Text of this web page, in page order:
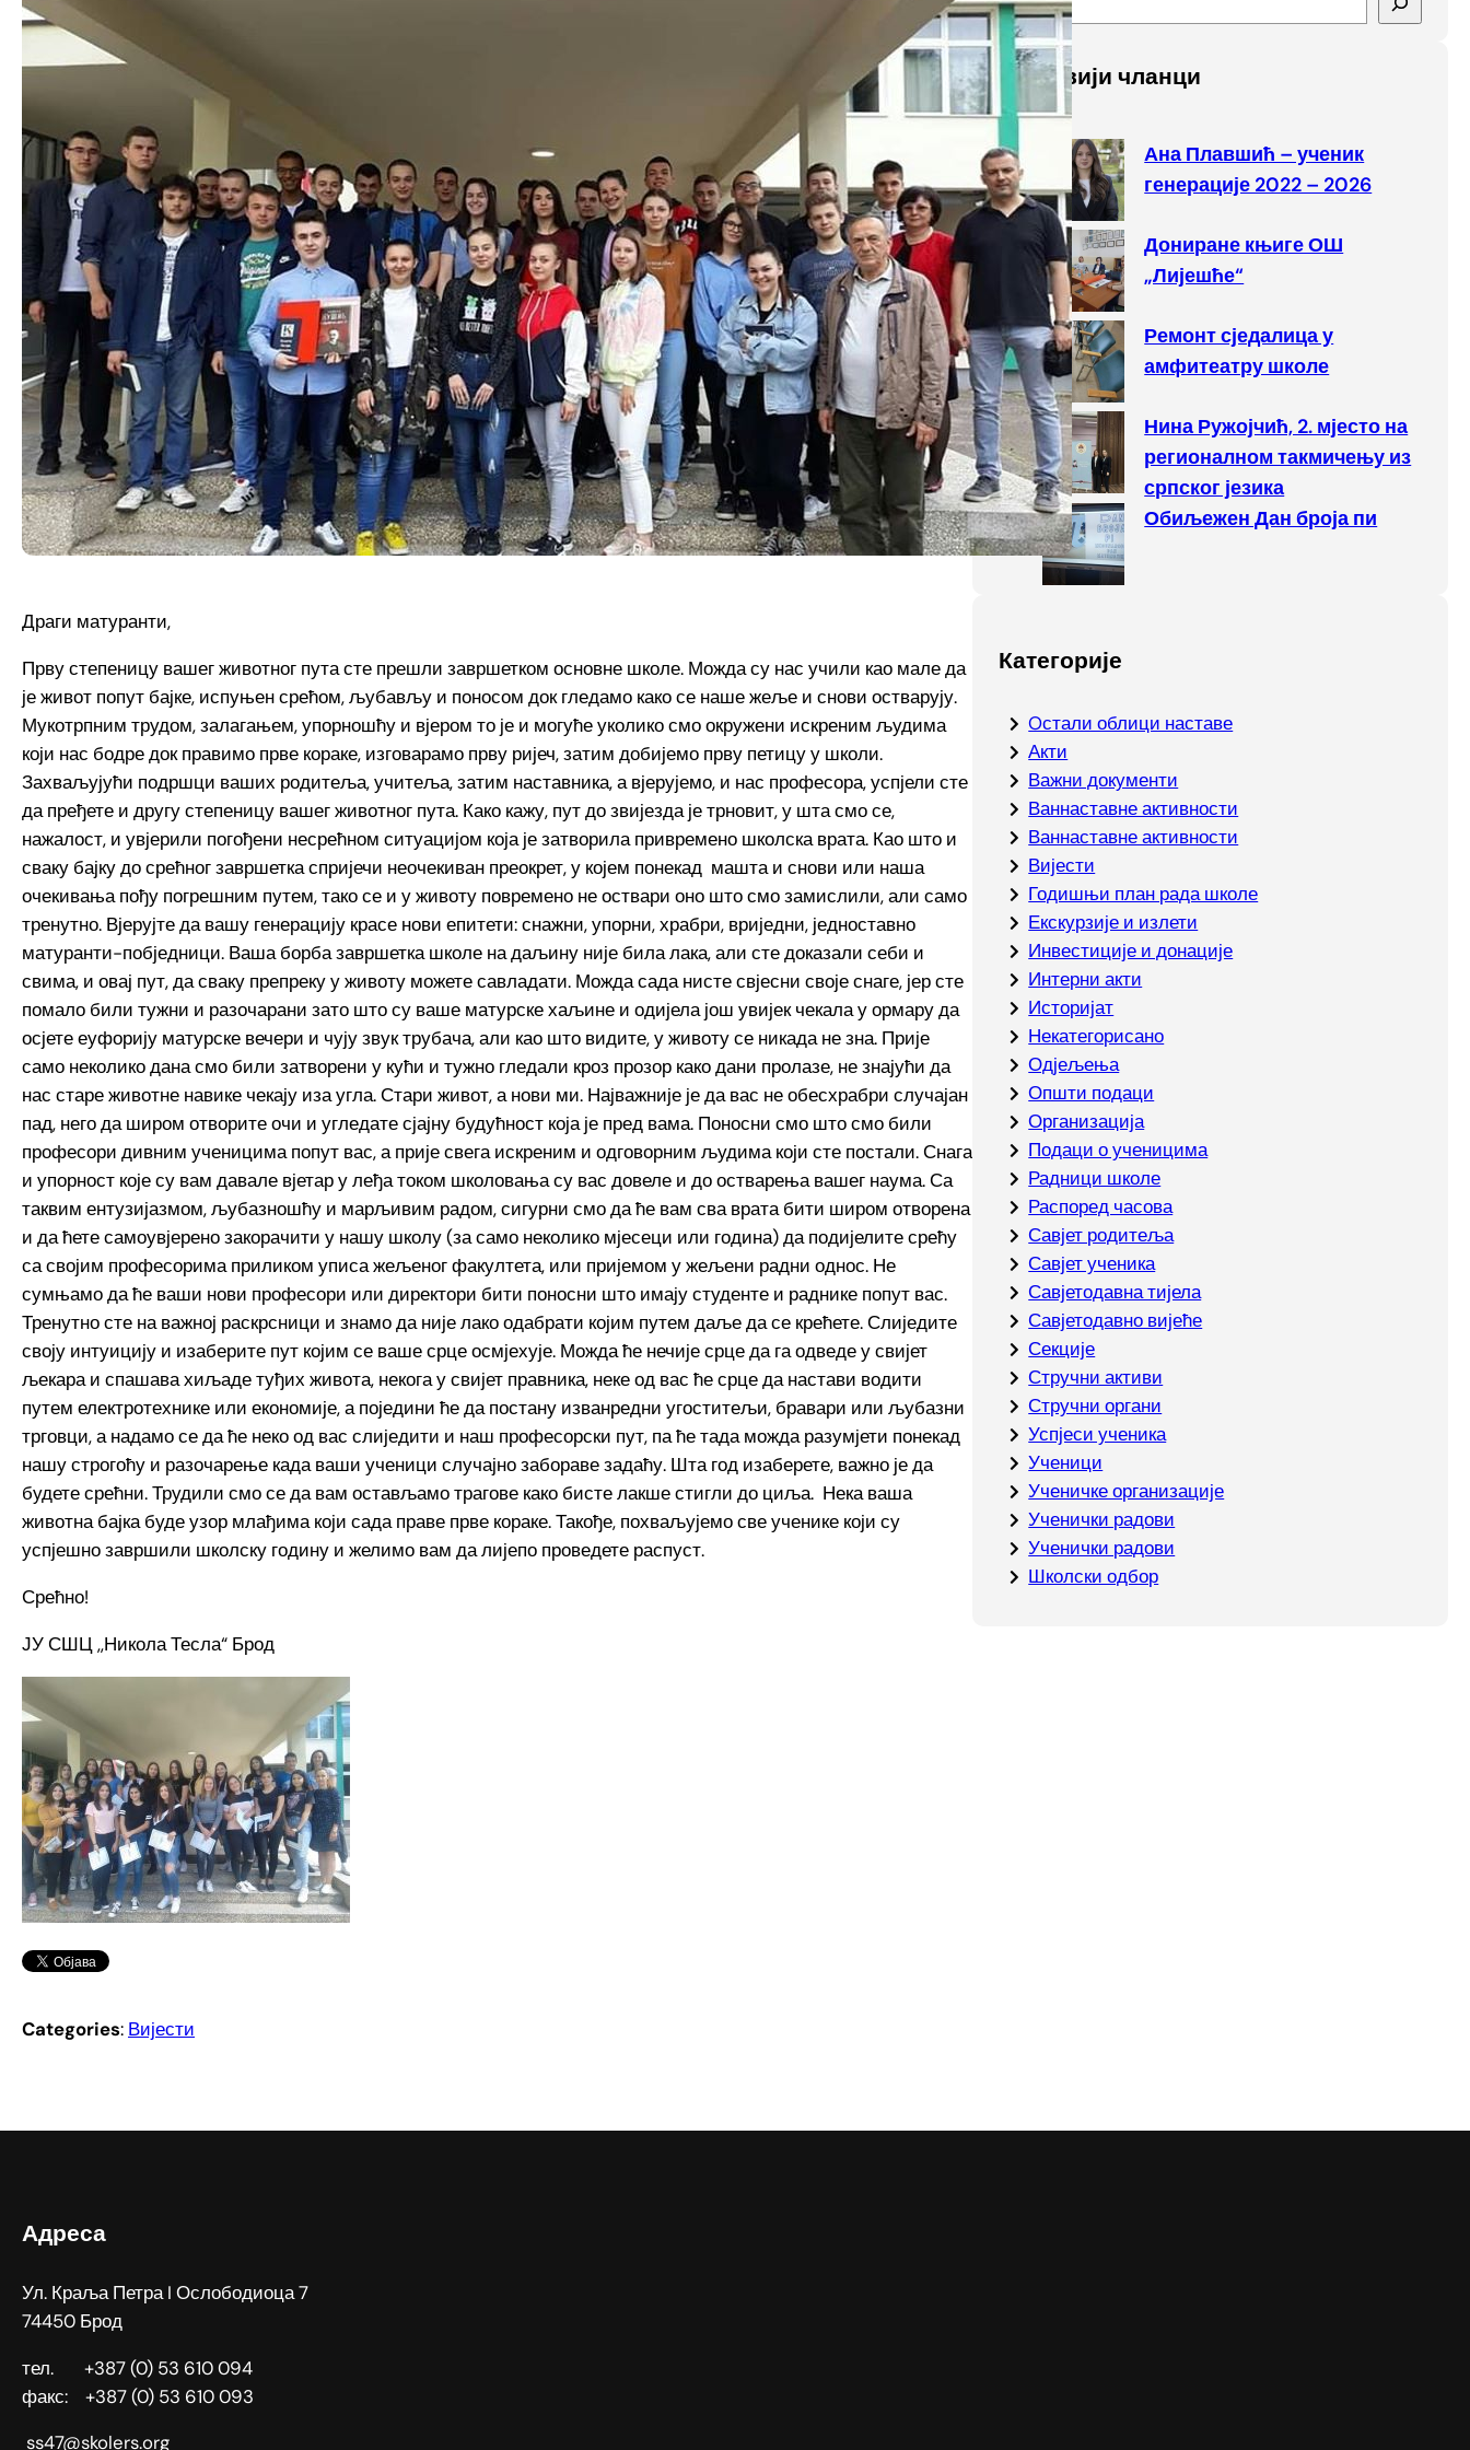
Драги матуранти,
Прву степеницу вашег животног пута сте прешли завршетком основне школе. Можда су нас учили као мале да
је живот попут бајке, испуњен срећом, љубављу и поносом док гледамо како се наше жеље и снови остварују.
Мукотрпним трудом, залагањем, упорношћу и вјером то је и могуће уколико смо окружени искреним људима
који нас бодре док правимо прве кораке, изговарамо прву ријеч, затим добијемо прву петицу у школи.
Захваљујући подршци ваших родитеља, учитеља, затим наставника, а вјерујемо, и нас професора, успјели сте
да пређете и другу степеницу вашег животног пута. Како кажу, пут до звијезда је трновит, у шта смо се,
нажалост, и увјерили погођени несрећном ситуацијом која је затворила привремено школска врата. Као што и
сваку бајку до срећног завршетка спријечи неочекиван преокрет, у којем понекад машта и снови или наша
очекивања пођу погрешним путем, тако се и у животу повремено не оствари оно што смо замислили, али само
тренутно. Вјерујте да вашу генерацију красе нови епитети: снажни, упорни, храбри, вриједни, једноставно
матуранти-побједници. Ваша борба завршетка школе на даљину није била лака, али сте доказали себи и
свима, и овај пут, да сваку препреку у животу можете савладати. Можда сада нисте свјесни своје снаге, јер сте
помало били тужни и разочарани зато што су ваше матурске хаљине и одијела још увијек чекала у ормару да
осјете еуфорију матурске вечери и чују звук трубача, али као што видите, у животу се никада не зна. Прије
само неколико дана смо били затворени у кући и тужно гледали кроз прозор како дани пролазе, не знајући да
нас старе животне навике чекају иза угла. Стари живот, а нови ми. Најважније је да вас не обесхрабри случајан
пад, него да широм отворите очи и угледате сјајну будућност која је пред вама. Поносни смо што смо били
професори дивним ученицима попут вас, а прије свега искреним и одговорним људима који сте постали. Снага
и упорност које су вам давале вјетар у леђа током школовања су вас довеле и до остварења вашег наума. Са
таквим ентузијазмом, љубазношћу и марљивим радом, сигурни смо да ће вам сва врата бити широм отворена
и да ћете самоувјерено закорачити у нашу школу (за само неколико мјесеци или година) да подијелите срећу
са својим професорима приликом уписа жељеног факултета, или пријемом у жељени радни однос. Не
сумњамо да ће ваши нови професори или директори бити поносни што имају студенте и раднике попут вас.
Тренутно сте на важној раскрсници и знамо да није лако одабрати којим путем даље да се крећете. Слиједите
своју интуицију и изаберите пут којим се ваше срце осмјехује. Можда ће нечије срце да га одведе у свијет
љекара и спашава хиљаде туђих живота, некога у свијет правника, неке од вас ће срце да настави водити
путем електротехнике или економије, а поједини ће да постану изванредни угоститељи, бравари или љубазни
трговци, а надамо се да ће неко од вас слиједити и наш професорски пут, па ће тада можда разумјети понекад
нашу строгоћу и разочарење када ваши ученици случајно забораве задаћу. Шта год изаберете, важно је да
будете срећни. Трудили смо се да вам остављамо трагове како бисте лакше стигли до циља. Нека ваша
животна бајка буде узор млађима који сада праве прве кораке. Такође, похваљујемо све ученике који су
успјешно завршили школску годину и желимо вам да лијепо проведете распуст.
Срећно!
ЈУ СШЦ ,,Никола Тесла“ Брод
Categories: Вијести
e
a
c
h
Најновији чланци
Ана Плавшић – ученик
генерације 2022 – 2026
Дониране књиге ОШ
„Лијешће“
Ремонт сједалица у
амфитеатру школе
Нина Ружојчић, 2. мјесто на
регионалном такмичењу из
српског језика
Обиљежен Дан броја пи
Категорије
Oстали облици наставе
Акти
Важни документи
Ваннаставне активности
Ваннаставне активности
Вијести
Годишњи план рада школе
Екскурзије и излети
Инвестиције и донације
Интерни акти
Историјат
Некатегорисано
Одјељења
Општи подаци
Организација
Подаци о ученицима
Радници школе
Распоред часова
Савјет родитеља
Савјет ученика
Савјетодавна тијела
Савјетодавно вијеће
Секције
Стручни активи
Стручни органи
Успјеси ученика
Ученици
Ученичке организације
Ученички радови
Ученички радови
Школски одбор
Адреса
Ул. Краља Петра I Ослободиоца 7
74450 Брод
тел. +387 (0) 53 610 094
факс: +387 (0) 53 610 093
ss47@skolers.org